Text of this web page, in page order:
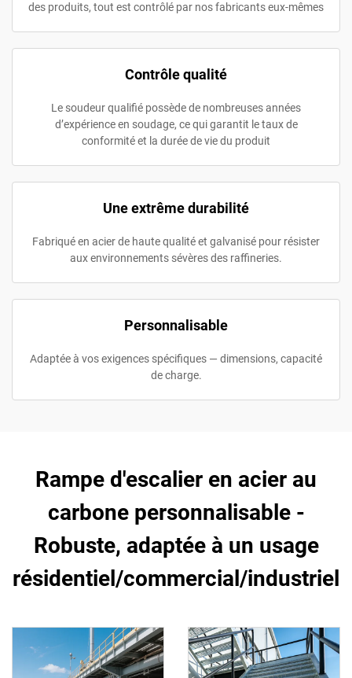
des produits, tout est contrôlé par nos fabricants eux-mêmes
Contrôle qualité
Le soudeur qualifié possède de nombreuses années
d’expérience en soudage, ce qui garantit le taux de
conformité et la durée de vie du produit
Une extrême durabilité
Fabriqué en acier de haute qualité et galvanisé pour résister
aux environnements sévères des raffineries.
Personnalisable
Adaptée à vos exigences spécifiques — dimensions, capacité
de charge.
Rampe d'escalier en acier au
carbone personnalisable -
Robuste, adaptée à un usage
résidentiel/commercial/industriel